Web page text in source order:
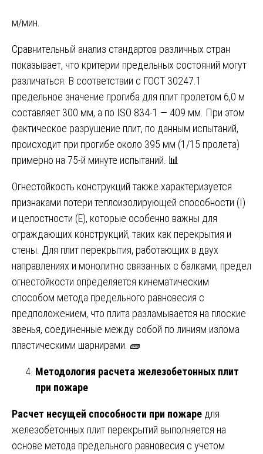
м/мин.
Сравнительный анализ стандартов различных стран
показывает, что критерии предельных состояний могут
различаться. В соответствии с ГОСТ 30247.1
предельное значение прогиба для плит пролетом 6,0 м
составляет 300 мм, а по ISO 834-1 — 409 мм. При этом
фактическое разрушение плит, по данным испытаний,
происходит при прогибе около 395 мм (1/15 пролета)
примерно на 75-й минуте испытаний. 📊
Огнестойкость конструкций также характеризуется
признаками потери теплоизолирующей способности (I)
и целостности (E), которые особенно важны для
ограждающих конструкций, таких как перекрытия и
стены. Для плит перекрытия, работающих в двух
направлениях и монолитно связанных с балками, предел
огнестойкости определяется кинематическим
способом метода предельного равновесия с
предположением, что плита разламывается на плоские
звенья, соединенные между собой по линиям излома
пластическими шарнирами. 🧱
Методология расчета железобетонных плит
при пожаре
Расчет несущей способности при пожаре для
железобетонных плит перекрытий выполняется на
основе метода предельного равновесия с учетом